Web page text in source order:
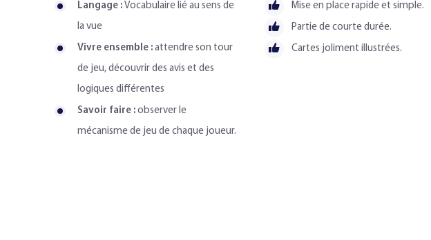
Langage : Vocabulaire lié au sens de
la vue
Vivre ensemble : attendre son tour
de jeu, découvrir des avis et des
logiques différentes
Savoir faire : observer le
mécanisme de jeu de chaque joueur.
Mise en place rapide et simple.
Partie de courte durée.
Cartes joliment illustrées.